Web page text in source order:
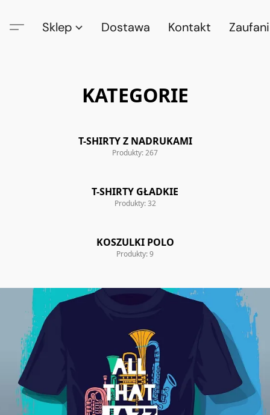
Sklep Dostawa Kontakt
KATEGORIE
T-SHIRTY Z NADRUKAMI
Produkty: 267
T-SHIRTY GŁADKIE
Produkty: 32
KOSZULKI POLO
Produkty: 9